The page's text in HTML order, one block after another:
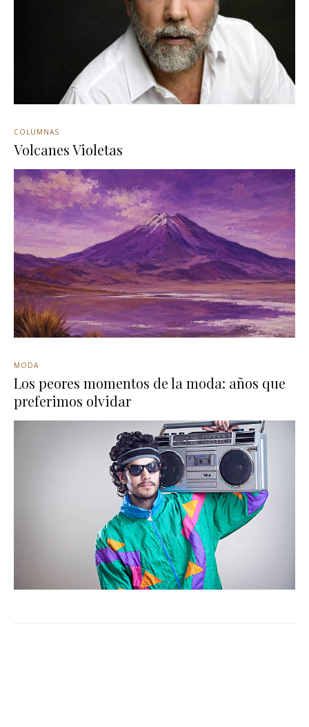
COLUMNAS
Volcanes Violetas
MODA
Los peores momentos de la moda: años que
preferimos olvidar